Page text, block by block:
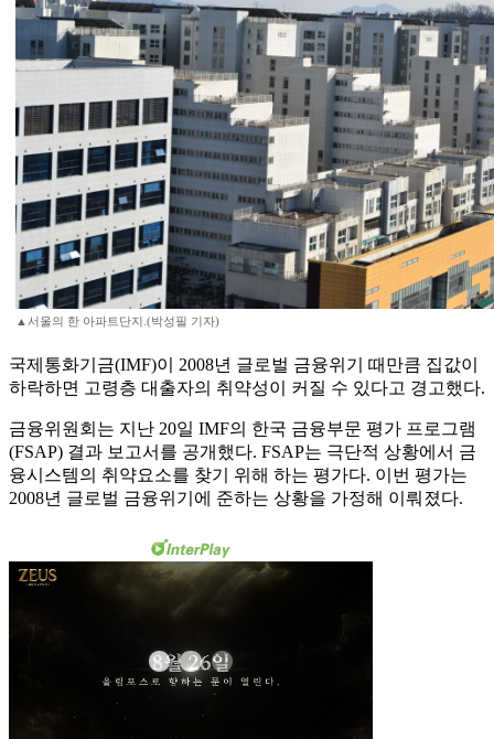
▲서울의 한 아파트단지.(박성필 기자)
국제통화기금(IMF)이 2008년 글로벌 금융위기 때만큼 집값이
하락하면 고령층 대출자의 취약성이 커질 수 있다고 경고했다.
금융위원회는 지난 20일 IMF의 한국 금융부문 평가 프로그램
(FSAP) 결과 보고서를 공개했다. FSAP는 극단적 상황에서 금
융시스템의 취약요소를 찾기 위해 하는 평가다. 이번 평가는
2008년 글로벌 금융위기에 준하는 상황을 가정해 이뤄졌다.